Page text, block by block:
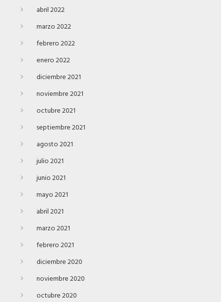
abril 2022
marzo 2022
febrero 2022
enero 2022
diciembre 2021
noviembre 2021
octubre 2021
septiembre 2021
agosto 2021
julio 2021
junio 2021
mayo 2021
abril 2021
marzo 2021
febrero 2021
diciembre 2020
noviembre 2020
octubre 2020